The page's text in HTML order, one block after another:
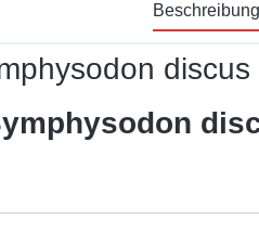
Beschreibung